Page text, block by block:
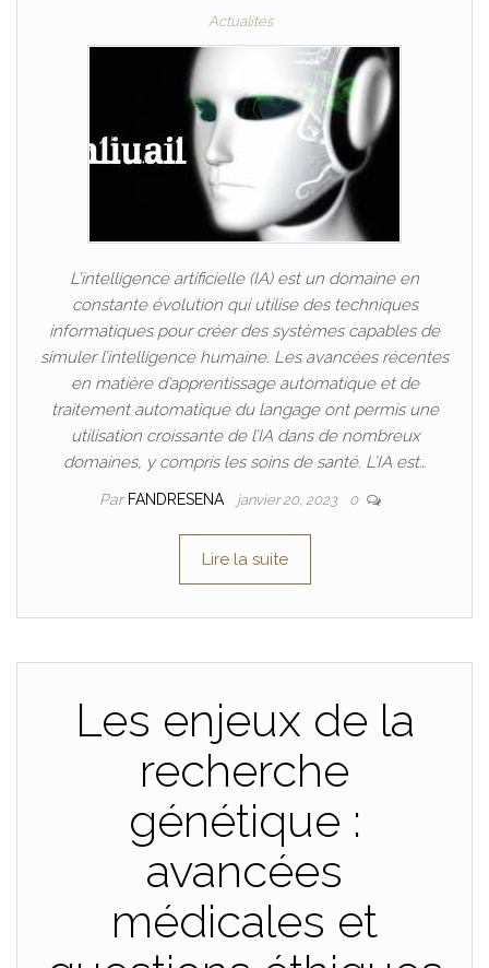
Actualités
L’intelligence artificielle (IA) est un domaine en
constante évolution qui utilise des techniques
informatiques pour créer des systèmes capables de
simuler l’intelligence humaine. Les avancées récentes
en matière d’apprentissage automatique et de
traitement automatique du langage ont permis une
utilisation croissante de l’IA dans de nombreux
domaines, y compris les soins de santé. L’IA est…
Par FANDRESENA janvier 20, 2023 0
Lire la suite
Les enjeux de la
recherche
génétique :
avancées
médicales et